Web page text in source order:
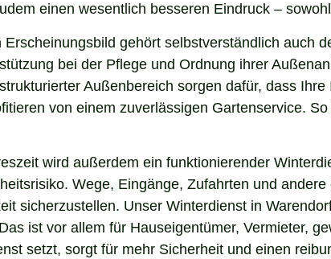
einen wesentlich besseren Eindruck –
gehört selbstverständlich auch
bei der Pflege und Ordnung ihrer
Außenbereich sorgen dafür, dass
von einem zuverlässigen Gartenservice.
wird außerdem ein funktionierender
Wege, Eingänge, Zufahrten und
sicherzustellen. Unser Winterdienst in
ist vor allem für Hauseigentümer, Vermieter,
setzt, sorgt für mehr Sicherheit und einen